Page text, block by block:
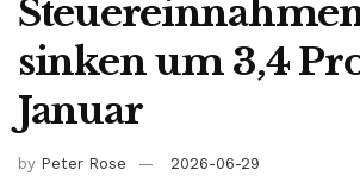
sinken um 3,4
Januar
by Peter Rose 2026-06-29